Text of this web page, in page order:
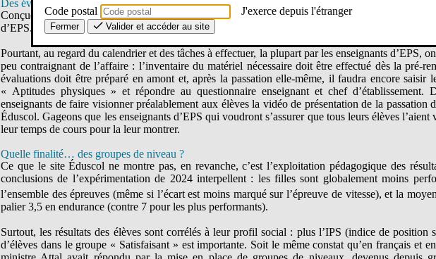
Des évaluations peu contraignantes… en théorie
Conçues pour nécessiter peu d’espace et peu de matériel, elles sont, selon le ministère,
d’EPS.
Pourtant, au regard du calendrier et des tâches à effectuer, la plupart par les enseignants d’EPS,
peu contraignant de l’affaire : l’inventaire du matériel nécessaire doit être effectué dès la pré-
évaluations doit être préparé en amont et, après la passation elle-même, il faudra encore saisir
« Aptitudes physiques » et répondre au questionnaire enseignant et chef
enseignants de faire visionner préalablement aux élèves la vidéo de présentation de la passation
Éduscol. Gageons que les enseignants d’EPS qui voudront s’assurer que tous leurs élèves
leur temps de cours pour la leur montrer.
Quelle finalité… des groupes de niveau ?
Ce que le site Éduscol ne montre pas, en revanche, c’est l’exploitation pédagogique des
conclusions de l’expérimentation de 2024 interpellent : les filles sont globalement moins
l’ensemble des épreuves (même si l’écart est moins marqué sur l’épreuve de vitesse), et la
palier 3,5 en endurance (contre 7 pour les plus performants).
Surtout, les résultats des élèves sont corrélés à leur profil social : plus l’IPS (indice de position
d’élèves dans le groupe « Satisfaisant » est importante. Soit le même constat qu’en français et
Code postal J'exerce depuis l'étranger
Fermer Valider et accéder au site